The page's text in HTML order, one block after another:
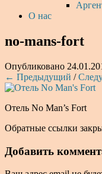
О нас
no-mans-fort
Опубликовано
← Предыдущий /
Отель No Man’s Fort
Обратные ссылки
Добавить